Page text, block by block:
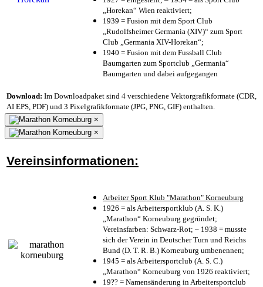
„Horekan“ Wien reaktiviert;
1939 = Fusion mit dem Sport Club
„Rudolfsheimer Germania (XIV)“ zum Sport
Club „Germania XIV-Horekan“;
1940 = Fusion mit dem Fussball Club
Baumgarten zum Sportclub „Germania“
Baumgarten und dabei aufgegangen
Download: Im Downloadpaket sind 4 verschiedene Vektorgrafikformate (CDR,
AI EPS, PDF) und 3 Pixelgrafikformate (JPG, PNG, GIF) enthalten.
×
×
Vereinsinformationen:
Arbeiter Sport Klub "Marathon" Korneuburg
1926 = als Arbeitersportklub (A. S. K.)
„Marathon“ Korneuburg gegründet;
Vereinsfarben: Schwarz-Rot; – 1938 = musste
sich der Verein in Deutscher Turn und Reichs
Bund (D. T. R. B.) Korneuburg umbenennen;
1945 = als Arbeitersportclub (A. S. C.)
„Marathon“ Korneuburg von 1926 reaktiviert;
19?? = Namensänderung in Arbeitersportclub